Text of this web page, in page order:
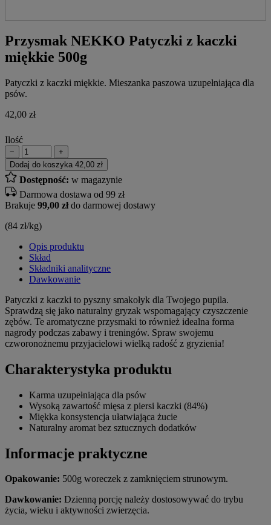
Przysmak NEKKO Patyczki z kaczki
miękkie 500g
Patyczki z kaczki miękkie. Mieszanka paszowa uzupełniająca dla
psów.
42,00 zł
Ilość
−
+
Dodaj do koszyka 42,00 zł
Dostępność: w magazynie
Darmowa dostawa od 99 zł
Brakuje 99,00 złdo darmowej dostawy
(84 zł/kg)
Opis produktu
Skład
Składniki analityczne
Dawkowanie
Patyczki z kaczki to pyszny smakołyk dla Twojego pupila.
Sprawdzą się jako naturalny gryzak wspomagający czyszczenie
zębów. Te aromatyczne przysmaki to również idealna forma
nagrody podczas zabawy i treningów. Spraw swojemu
czworonożnemu przyjacielowi wielką radość z gryzienia!
Charakterystyka produktu
Karma uzupełniająca dla psów
Wysoką zawartość mięsa z piersi kaczki (84%)
Miękka konsystencja ułatwiająca żucie
Naturalny aromat bez sztucznych dodatków
Informacje praktyczne
Opakowanie: 500g woreczek z zamknięciem strunowym.
Dawkowanie: Dzienną porcję należy dostosowywać do trybu
życia, wieku i aktywności zwierzęcia.